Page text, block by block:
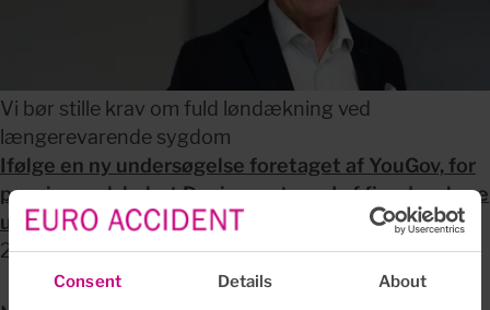
Consent Details About
Vi bør stille krav om fuld løndækning ved
længerevarende sygdom
Ifølge en ny undersøgelse foretaget af YouGov, for
pensionsselskabet Danica, er tre ud af fire danskere
usikre på, om de har penge nok til a...
2020-09-09